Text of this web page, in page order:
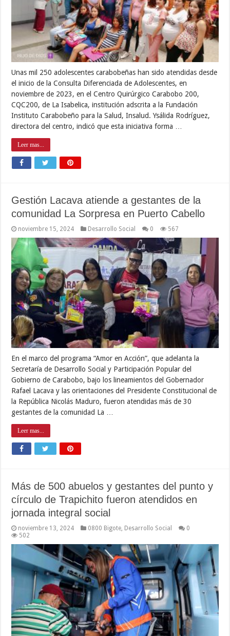
Unas mil 250 adolescentes carabobeñas han sido atendidas desde
el inicio de la Consulta Diferenciada de Adolescentes, en
noviembre de 2023, en el Centro Quirúrgico Carabobo 200,
CQC200, de La Isabelica, institución adscrita a la Fundación
Instituto Carabobeño para la Salud, Insalud. Ysálida Rodríguez,
directora del centro, indicó que esta iniciativa forma …
Leer mas...
Gestión Lacava atiende a gestantes de la
comunidad La Sorpresa en Puerto Cabello
noviembre 15, 2024 Desarrollo Social 0 567
En el marco del programa “Amor en Acción”, que adelanta la
Secretaría de Desarrollo Social y Participación Popular del
Gobierno de Carabobo, bajo los lineamientos del Gobernador
Rafael Lacava y las orientaciones del Presidente Constitucional de
la República Nicolás Maduro, fueron atendidas más de 30
gestantes de la comunidad La …
Leer mas...
Más de 500 abuelos y gestantes del punto y
círculo de Trapichito fueron atendidos en
jornada integral social
noviembre 13, 2024 0800 Bigote, Desarrollo Social
0
502